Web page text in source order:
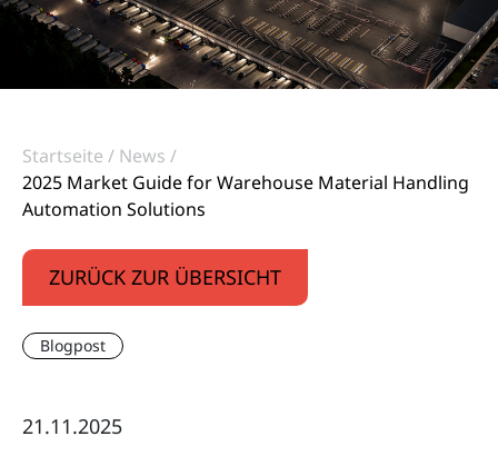
Startseite
News
2025 Market Guide for Warehouse Material Handling
Automation Solutions
ZURÜCK ZUR ÜBERSICHT
Blogpost
21.11.2025